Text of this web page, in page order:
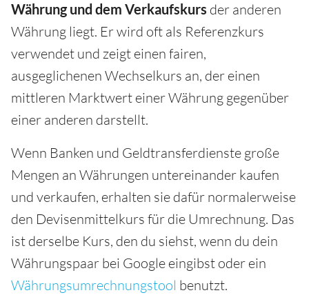
Währung und dem Verkaufskurs der anderen
Währung liegt. Er wird oft als Referenzkurs
verwendet und zeigt einen fairen,
ausgeglichenen Wechselkurs an, der einen
mittleren Marktwert einer Währung gegenüber
einer anderen darstellt.
Wenn Banken und Geldtransferdienste große
Mengen an Währungen untereinander kaufen
und verkaufen, erhalten sie dafür normalerweise
den Devisenmittelkurs für die Umrechnung. Das
ist derselbe Kurs, den du siehst, wenn du dein
Währungspaar bei Google eingibst oder ein
Währungsumrechnungstool benutzt.